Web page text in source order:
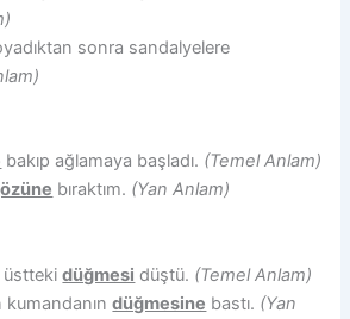
sonra sandalyelere
bakıp ağlamaya başladı. (Temel Anlam)
bıraktım. (Yan Anlam)
üsttekidüğmesi düştü. (Temel Anlam)
kumandanındüğmesine bastı. (Yan